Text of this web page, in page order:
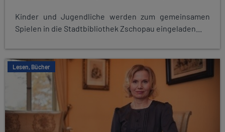
Kinder und Jugendliche werden zum gemeinsamen
Spielen in die Stadtbibliothek Zschopau eingeladen...
Lesen, Bücher